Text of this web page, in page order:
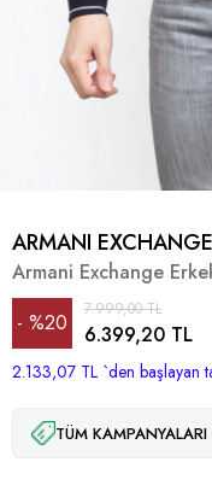
ARMANI EXCHANGE
Armani Exchange
%20
İndirim
7.999,00 TL
6.399,20 TL
2.133,07 TL `den başlayan
TÜM KAMPANYALARI